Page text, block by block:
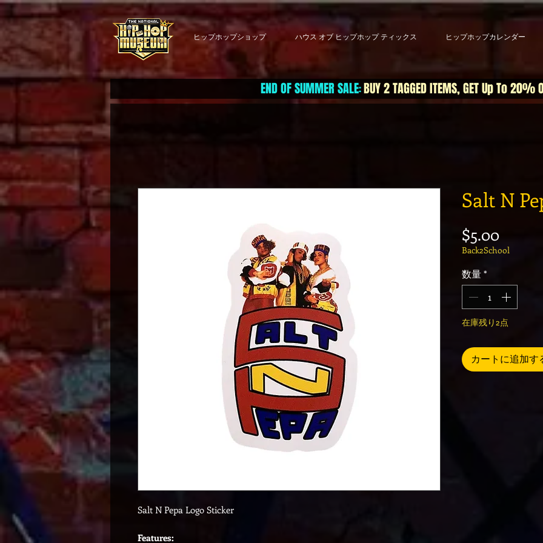
ヒップホップショップ ハウス オブ ヒップホップ ティックス ヒップホップカレンダー
END OF SUMMER SALE:BUY 2 TAGGED ITEMS, GET Up To 20%
Salt N Pepa Logo Sticker
Features:
Salt N
$5.00価格
Back2School
数量*
在庫残り2点
カートに追加す